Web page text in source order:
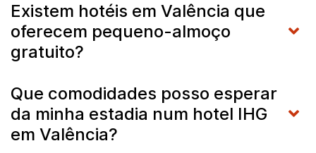
Existem hotéis em Valência que
oferecem pequeno-almoço
gratuito?
Que comodidades posso esperar
da minha estadia num hotel IHG
em Valência?